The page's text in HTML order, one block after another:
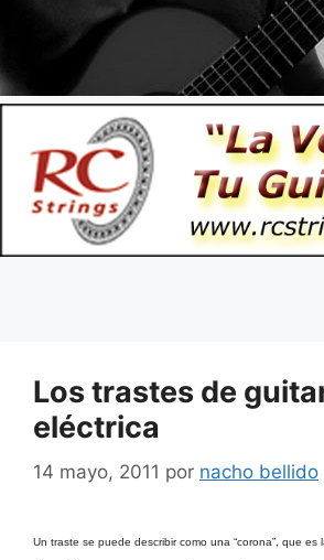
Los trastes de
eléctrica
14 mayo, 2011 por nacho bellido
Un traste se puede describir como una “corona”, que es